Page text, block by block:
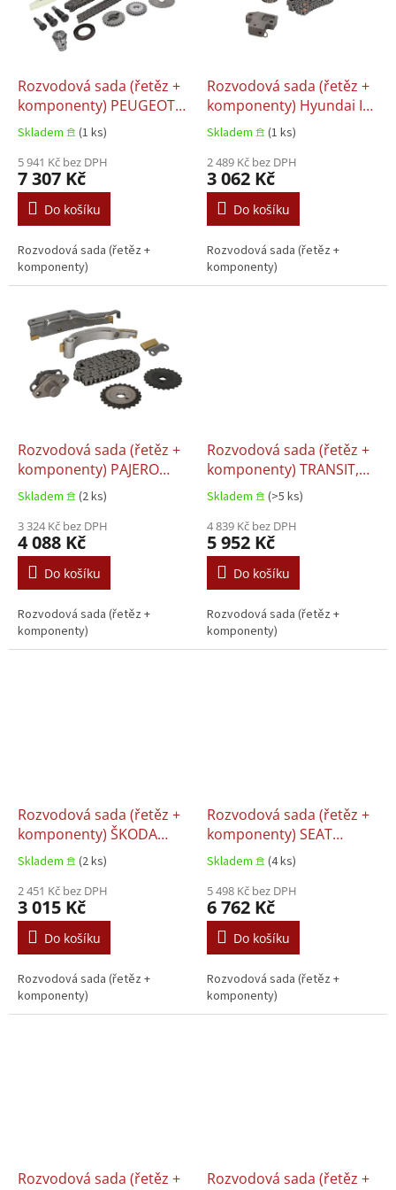
Rozvodová sada (řetěz +
komponenty) PEUGEOT
BOXER 3.0D 04.2006+
Skladem 𖠿 (1 ks)
5 941 Kč bez DPH
7 307 Kč
Do košíku
Rozvodová sada (řetěz +
komponenty)
Rozvodová sada (řetěz +
komponenty) Hyundai I20
I, Hyundai I30, Hyundai
IX20, Hyundai TUCSON,
Hyundai VELOSTER KIA
CARENS III, CEE'D, Kia
CERATO I, Kia CERATO II
1.4-1.6LPG 04.2004+
Skladem 𖠿 (1 ks)
2 489 Kč bez DPH
3 062 Kč
Do košíku
Rozvodová sada (řetěz +
komponenty)
Rozvodová sada (řetěz +
komponenty) PAJERO
CLASSIC, PAJERO II,
PAJERO III, PAJERO IV,
PAJERO SPORT II 3.2D
04.2000+
Skladem 𖠿 (2 ks)
3 324 Kč bez DPH
4 088 Kč
Do košíku
Rozvodová sada (řetěz +
komponenty)
Rozvodová sada (řetěz +
komponenty) TRANSIT,
TRANSIT CUSTOM V362,
TRANSIT TOURNEO,
TRANSIT V363
2.2D/2.4D/3.2D 01.2000+
Skladem 𖠿 (>5 ks)
4 839 Kč bez DPH
5 952 Kč
Do košíku
Rozvodová sada (řetěz +
komponenty)
Rozvodová sada (řetěz +
komponenty) ŠKODA
FABIA I, Škoda FABIA I
PRAKTIK, Škoda FABIA II,
Škoda ROOMSTER, Škoda
ROOMSTER PRAKTIK VW
POLO IV 1.2 10.2001–
05.2015
Skladem 𖠿 (2 ks)
2 451 Kč bez DPH
3 015 Kč
Do košíku
Rozvodová sada (řetěz +
komponenty)
Rozvodová sada (řetěz +
komponenty) SEAT
ALHAMBRA, SEAT ALTEA,
SEAT ALTEA XL, SEAT
EXEO, SEAT EXEO ST,
LEON, SEAT TOLEDO III
ŠKODA OCTAVIA II, Škoda
SUPERB II, Škoda YETI 1.8-
2.0H 09.2004–09.2018
Skladem 𖠿 (4 ks)
5 498 Kč bez DPH
6 762 Kč
Do košíku
Rozvodová sada (řetěz +
komponenty)
Rozvodová sada (řetěz +
Rozvodová sada (řetěz +